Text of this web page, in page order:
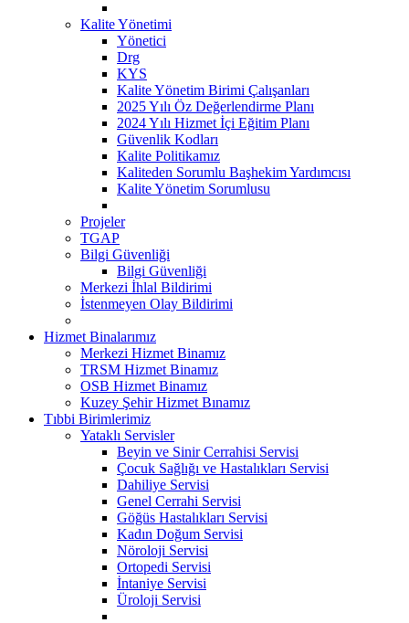
Kalite Yönetimi
Yönetici
Drg
KYS
Kalite Yönetim Birimi Çalışanları
2025 Yılı Öz Değerlendirme Planı
2024 Yılı Hizmet İçi Eğitim Planı
Güvenlik Kodları
Kalite Politikamız
Kaliteden Sorumlu Başhekim Yardımcısı
Kalite Yönetim Sorumlusu
Projeler
TGAP
Bilgi Güvenliği
Bilgi Güvenliği
Merkezi İhlal Bildirimi
İstenmeyen Olay Bildirimi
Hizmet Binalarımız
Merkezi Hizmet Binamız
TRSM Hizmet Binamız
OSB Hizmet Binamız
Kuzey Şehir Hizmet Bınamız
Tıbbi Birimlerimiz
Yataklı Servisler
Beyin ve Sinir Cerrahisi Servisi
Çocuk Sağlığı ve Hastalıkları Servisi
Dahiliye Servisi
Genel Cerrahi Servisi
Göğüs Hastalıkları Servisi
Kadın Doğum Servisi
Nöroloji Servisi
Ortopedi Servisi
İntaniye Servisi
Üroloji Servisi